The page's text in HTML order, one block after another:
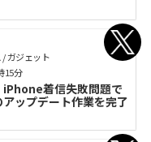
/ ガジェット
iPhone着信失敗問題で
ップデート作業を完了
15分